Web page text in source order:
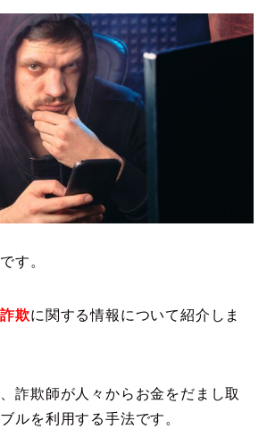
す。
欺に関する情報について紹介しま
詐欺師が人々からお金をだまし取
ルを利用する手法です。